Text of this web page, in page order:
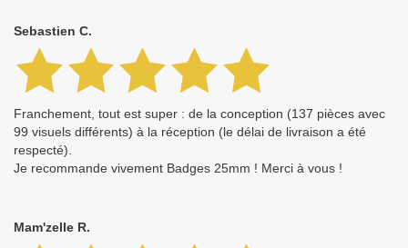
Sebastien C.
Franchement, tout est super : de la conception (137 pièces avec
99 visuels différents) à la réception (le délai de livraison a été
respecté).
Je recommande vivement Badges 25mm ! Merci à vous !
Mam'zelle R.